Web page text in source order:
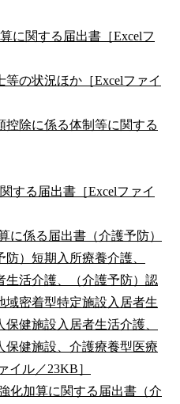
に関する届出書［Excelフ
等の状況ほか［Excelファイ
控除に係る体制等に関する
する届出書［Excelファイ
に係る届出書（介護予防）
）短期入所療養介護、
生活介護、（介護予防）認
域密着型特定施設入居者生
健施設入居者生活介護、
保健施設、介護療養型医療
イル／23KB］
化加算に関する届出書（介